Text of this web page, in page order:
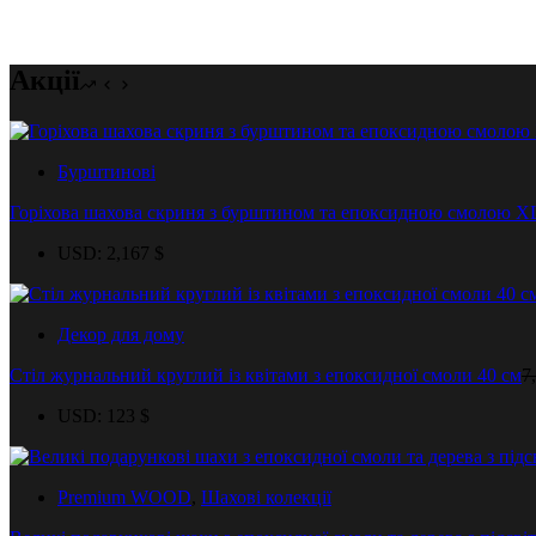
Акції
Бурштинові
Горіхова шахова скриня з бурштином та епоксидною смолою
USD: 2,167 $
Декор для дому
Стіл журнальний круглий із квітами з епоксидної смоли 40 см
USD: 123 $
Premium WOOD Шахові колекції